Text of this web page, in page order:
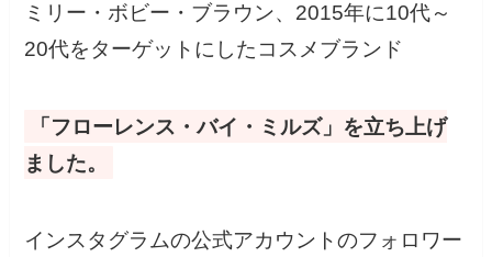
ミリー・ボビー・ブラウン、2015年に10代～
20代をターゲットにしたコスメブランド
「フローレンス・バイ・ミルズ」を立ち上げ
ました。
インスタグラムの公式アカウントのフォロワー